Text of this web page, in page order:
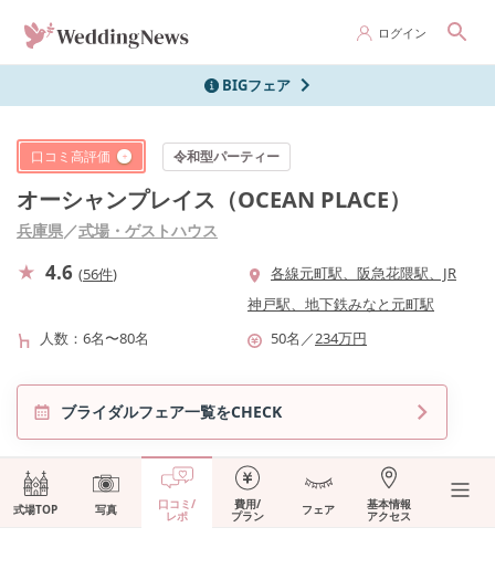
ログイン
BIGフェア
口コミ高評価 令和型パーティー
オーシャンプレイス（OCEAN PLACE）
兵庫県／式場・ゲストハウス
4.6 (56件)
各線元町駅、阪急花隈駅、JR
神戸駅、地下鉄みなと元町駅
人数
6名〜80名 50名 ／234万円
ブライダルフェア一覧をCHECK
式場TOP 写真 口コミ/
レポ
費用/
プラン フェア 基本情報
アクセス